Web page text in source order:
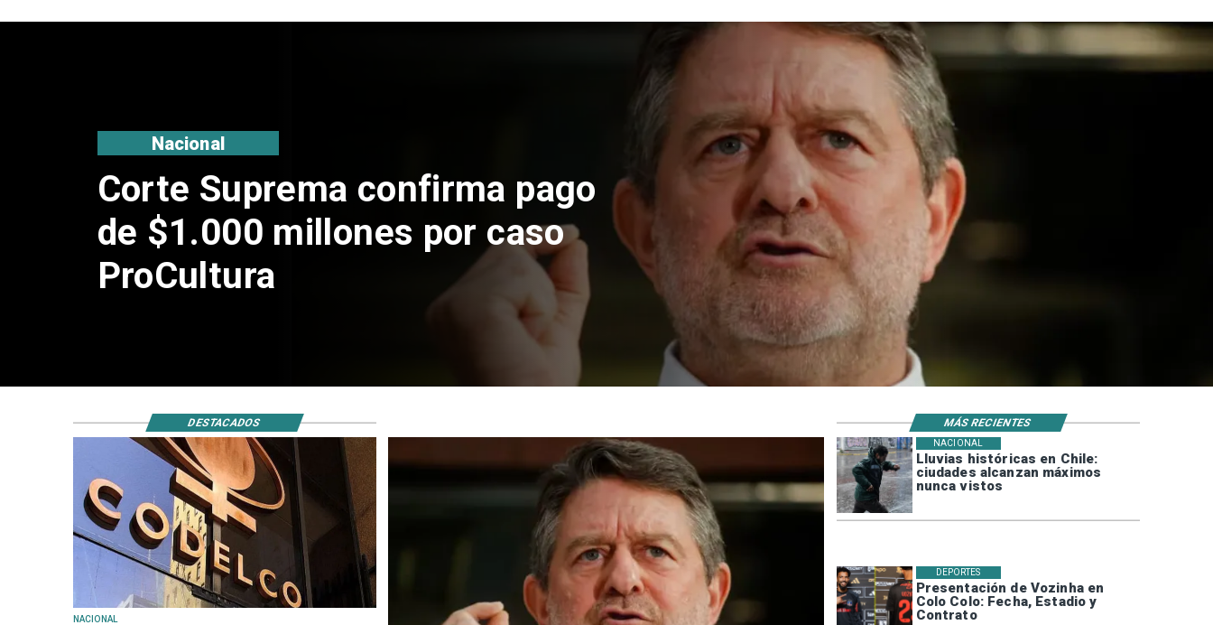
Codelco suspende construcción
de Andes Norte en El Teniente
por riesgos sísmicos
Nacional
Lluvias históricas en Chile:
ciudades alcanzan máximos
nunca vistos
NACIONAL
Presentación de Vozinha en
Colo Colo: Fecha, Estadio y
Contrato
DEPORTES
NACIONAL
DESTACADOS MÁS RECIENTES